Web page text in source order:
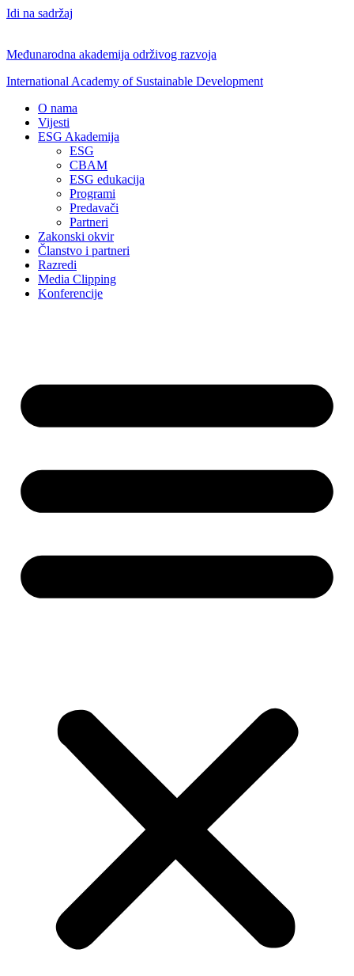
Idi na sadržaj
Međunarodna akademija održivog razvoja
International Academy of Sustainable Development
O nama
Vijesti
ESG Akademija
ESG
CBAM
ESG edukacija
Programi
Predavači
Partneri
Zakonski okvir
Članstvo i partneri
Razredi
Media Clipping
Konferencije